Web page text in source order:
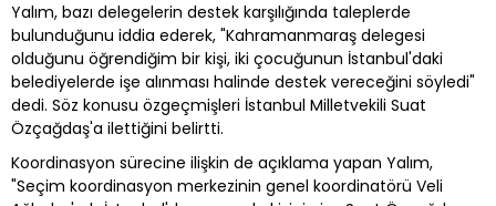
Yalım, bazı delegelerin destek karşılığında taleplerde
bulunduğunu iddia ederek, "Kahramanmaraş delegesi
olduğunu öğrendiğim bir kişi, iki çocuğunun İstanbul'daki
belediyelerde işe alınması halinde destek vereceğini söyledi"
dedi. Söz konusu özgeçmişleri İstanbul Milletvekili Suat
Özçağdaş'a ilettiğini belirtti.
Koordinasyon sürecine ilişkin de açıklama yapan Yalım,
"Seçim koordinasyon merkezinin genel koordinatörü Veli